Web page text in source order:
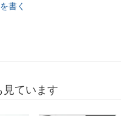
書く
見ています